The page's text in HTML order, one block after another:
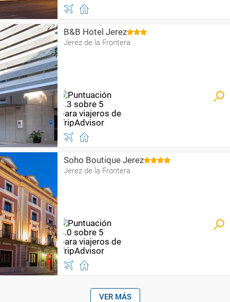
B&B Hotel Jerez
Jerez de la Frontera
Soho Boutique Jerez
Jerez de la Frontera
VER MÁS